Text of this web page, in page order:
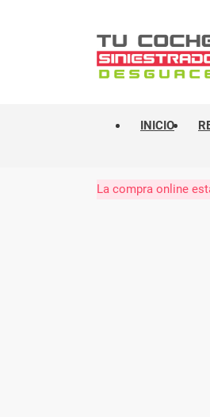
INICIO
La compra online